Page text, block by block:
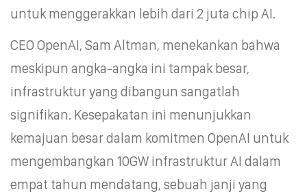
untuk menggerakkan lebih dari 2 juta chip AI.
CEO OpenAI, Sam Altman, menekankan bahwa
meskipun angka-angka ini tampak besar,
infrastruktur yang dibangun sangatlah
signifikan. Kesepakatan ini menunjukkan
kemajuan besar dalam komitmen OpenAI untuk
mengembangkan 10GW infrastruktur AI dalam
empat tahun mendatang, sebuah janji yang